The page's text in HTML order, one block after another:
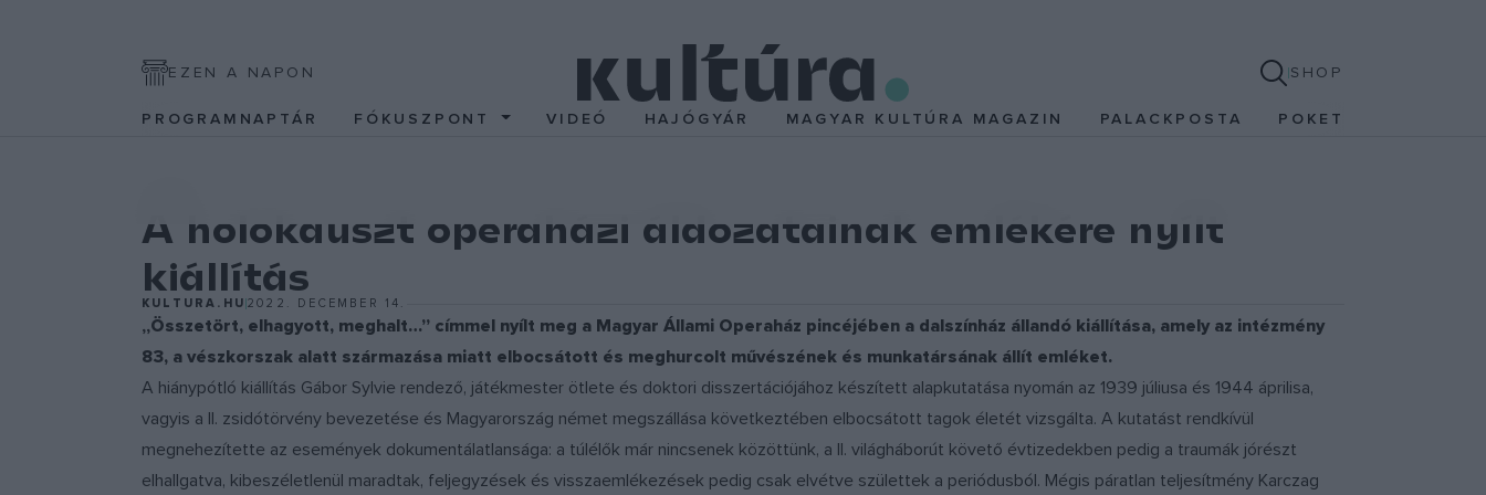
EZEN A NAPON SHOP
PROGRAMNAPTÁR FÓKUSZPONT VIDEÓ HAJÓGYÁR MAGYAR KULTÚRA MAGAZIN PALACKPOSTA POKET
A holokauszt operaházi áldozatainak emlékére nyílt
kiállítás
KULTURA.HU 2022. DECEMBER 14.
„Összetört, elhagyott, meghalt…” címmel nyílt meg a Magyar Állami Operaház pincéjében a dalszínház állandó kiállítása, amely az intézmény
83, a vészkorszak alatt származása miatt elbocsátott és meghurcolt művészének és munkatársának állít emléket.
A hiánypótló kiállítás Gábor Sylvie rendező, játékmester ötlete és doktori disszertációjához készített alapkutatása nyomán az 1939 júliusa és 1944 áprilisa,
vagyis a II. zsidótörvény bevezetése és Magyarország német megszállása következtében elbocsátott tagok életét vizsgálta. A kutatást rendkívül
megnehezítette az események dokumentálatlansága: a túlélők már nincsenek közöttünk, a II. világháborút követő évtizedekben pedig a traumák jórészt
elhallgatva, kibeszéletlenül maradtak, feljegyzések és visszaemlékezések pedig csak elvétve születtek a periódusból. Mégis páratlan teljesítmény Karczag